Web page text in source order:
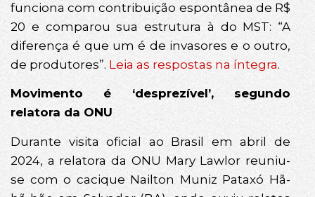
funciona com contribuição espontânea de R$
20 e comparou sua estrutura à do MST: “A
diferença é que um é de invasores e o outro,
de produtores”. Leia as respostas na íntegra.
Movimento é ‘desprezível’, segundo
relatora da ONU
Durante visita oficial ao Brasil em abril de
2024, a relatora da ONU Mary Lawlor reuniu-
se com o cacique Nailton Muniz Pataxó Hã-